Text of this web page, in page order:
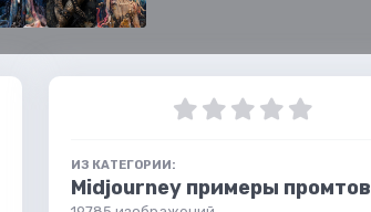
ИЗ КАТЕГОРИИ:
Midjourney примеры промтов